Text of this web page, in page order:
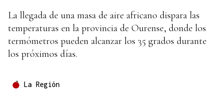
La llegada de una masa de aire africano dispara las
temperaturas en la provincia de Ourense, donde los
termómetros pueden alcanzar los 35 grados durante
los próximos días.
La Región